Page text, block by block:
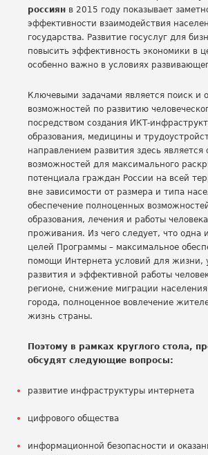
россиян в 2015 году показывает
эффективности взаимодействия
государства. Развитие госуслуг для
повысить эффективность экономики в
особенно важно в условиях
Ключевыми задачами является поиск и
возможностей по развитию
посредством создания ИКТ-
образования, медицины и
направлением развития здесь является
возможностей для максимального
потенциала граждан России на всей
вне зависимости от размера и типа
обеспечение полноценных
образования, лечения и работы
проживания. Из чего следует, что одна
целей Программы – максимальное
помощи Интернета условий для жизни,
развития и эффективной работы
регионе, снижение миграции
города, полноценное вовлечение
жизнь страны.
Поэтому в рамках круглого стола,
обсудят следующие вопросы:
развитие инфраструктуры интернета
цифрового общества
информационной безопасности и